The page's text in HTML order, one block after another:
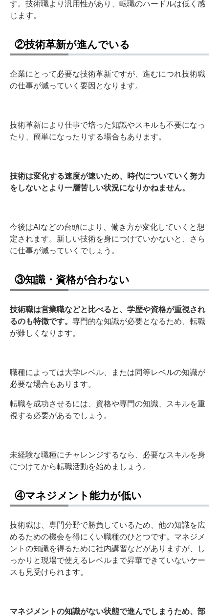
す。技術職より汎用性があり、転職のハードルは低く感
じます。
②技術革新が進んでいる
企業にとって必要な技術革新ですが、進むにつれ技術職
の仕事が減っていく要因となります。
技術革新により仕事で培った知識やスキルも不要になっ
たり、簡単になったりする場合もあります。
技術は変化する速度が速いため、時代についていく努力
をしないとより一層苦しい状況になりかねません。
今後はAIなどの台頭により、働き方が変化していくと想
定されます。新しい技術を身につけていかないと、さら
に仕事が減っていくでしょう。
③知識・資格が合わない
技術職は営業職などと比べると、学歴や資格が重視され
るのも特徴です。 専門的な知識が必要となるため、転職
が難しくなります。
職種によっては大学レベル、または同等レベルの知識が
必要な場合もあります。
転職を成功させるには、資格や専門の知識、スキルを重
視する必要があるでしょう。
未経験な職種にチャレンジするなら、必要なスキルを身
につけてから転職活動を始めましょう。
④マネジメント能力が低い
技術職は、専門分野で勝負しているため、他の知識を広
めるための機会を得にくい職種のひとつです。マネジメ
ントの知識を得るために社内講習などがありますが、し
っかりと現場で使えるレベルまで昇華できていないケー
スも見受けられます。
マネジメントの知識がない状態で進んでしまうため、部